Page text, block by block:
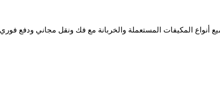
المكيفات المستعملة والخربانة مع فك ونقل مجاني ودفع فوري